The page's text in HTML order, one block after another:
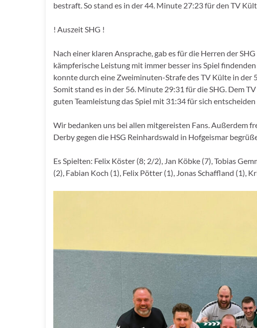
bestraft. So stand es in der 44. Minute 27:23 für den TV
! Auszeit SHG !
Nach einer klaren Ansprache, gab es für die Herren der
kämpferische Leistung mit immer besser ins Spiel
konnte durch eine Zweiminuten-Strafe des TV Külte in der
Somit stand es in der 56. Minute 29:31 für die SHG. Dem
guten Teamleistung das Spiel mit 31:34 für sich
Wir bedanken uns bei allen mitgereisten Fans. Außerdem
Derby gegen die HSG Reinhardswald in Hofgeismar
Es Spielten: Felix Köster (8; 2/2), Jan Köbke (7), Tobias
(2), Fabian Koch (1), Felix Pötter (1), Jonas Schaffland (1),